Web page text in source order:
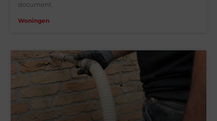
document
Woningen